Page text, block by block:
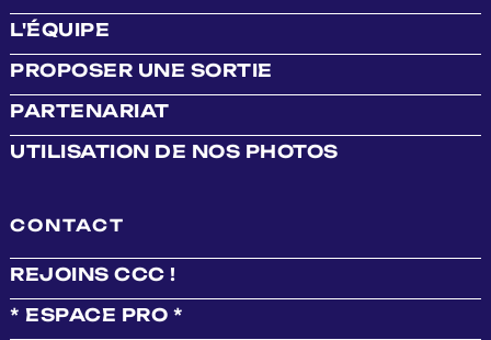
L'ÉQUIPE
PROPOSER UNE SORTIE
PARTENARIAT
UTILISATION DE NOS PHOTOS
CONTACT
REJOINS CCC !
* ESPACE PRO *